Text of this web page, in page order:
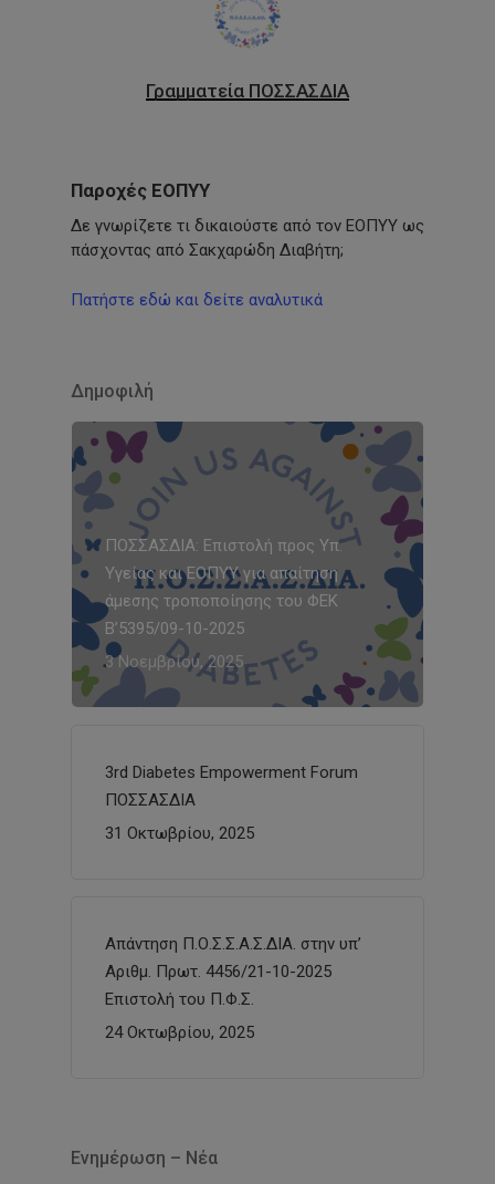
Γραμματεία ΠΟΣΣΑΣΔΙΑ
Παροχές ΕΟΠΥΥ
Δε γνωρίζετε τι δικαιούστε από τον ΕΟΠΥΥ ως
πάσχοντας από Σακχαρώδη Διαβήτη;
Πατήστε εδώ και δείτε αναλυτικά
Δημοφιλή
ΠΟΣΣΑΣΔΙΑ: Επιστολή προς Υπ.
Υγείας και ΕΟΠΥΥ για απαίτηση
άμεσης τροποποίησης του ΦΕΚ
Β’5395/09-10-2025
3 Νοεμβρίου, 2025
3rd Diabetes Empowerment Forum
ΠΟΣΣΑΣΔΙΑ
31 Οκτωβρίου, 2025
Απάντηση Π.Ο.Σ.Σ.Α.Σ.ΔΙΑ. στην υπ’
Αριθμ. Πρωτ. 4456/21-10-2025
Επιστολή του Π.Φ.Σ.
24 Οκτωβρίου, 2025
Ενημέρωση – Νέα